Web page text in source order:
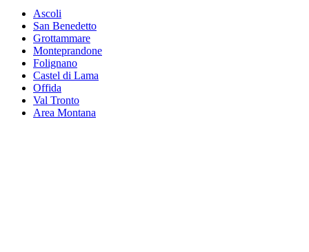
Ascoli
San Benedetto
Grottammare
Monteprandone
Folignano
Castel di Lama
Offida
Val Tronto
Area Montana